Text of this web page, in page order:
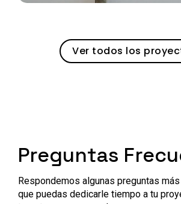
Ver todos los
Preguntas
Respondemos algunas preguntas
que puedas dedicarle tiempo a tu